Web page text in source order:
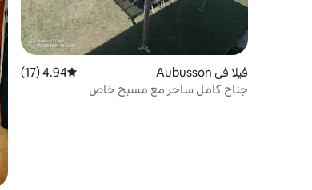
فيلا في Aubusson متوسط التقييم 4.94 من 5، 17 مراجعات
4.94 (17)
جناح كامل ساحر مع مسبح خاص